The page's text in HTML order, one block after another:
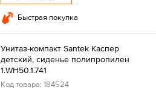
Быстрая покупка
Унитаз-компакт Santek Каспер
детский, сиденье полипропилен
1.WH50.1.741
Код товара: 184524